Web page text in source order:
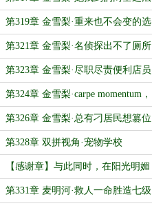
第319章 金雪梨·重来也不会变的选
择
第321章 金雪梨·名侦探出不了厕所
了
第323章 金雪梨·尽职尽责便利店员
第324章 金雪梨·carpe momentum，
baby！
第326章 金雪梨·总有刁居民想篡位
第328章 双拼视角·宠物学校
【感谢章】与此同时，在阳光明媚
的巢穴公园相亲角里……
第331章 麦明河·救人一命胜造七级